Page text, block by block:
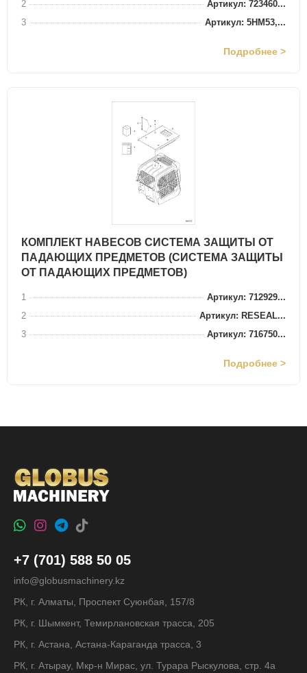
2
Артикул: 723460...
3
Артикул: 5HM53,...
Подробнее >
КОМПЛЕКТ НАВЕСОВ СИСТЕМА ЗАЩИТЫ ОТ
ПАДАЮЩИХ ПРЕДМЕТОВ (СИСТЕМА ЗАЩИТЫ
ОТ ПАДАЮЩИХ ПРЕДМЕТОВ)
1
Артикул: 712929...
2
Артикул: RESEAL...
3
Артикул: 716750...
Подробнее >
+7 (701) 588 50 05
info@globusmachinery.kz
РК, г. Алматы, Проспект Суюнбая, 157/8
РК, г. Шымкент, Темирлановская трасса, 205
РК, г. Астана, Астана-Караганда трасса, 3
РК, г. Атырау, Мкр-н Мирас, ул. Турара Рыскулова, стр. 4а